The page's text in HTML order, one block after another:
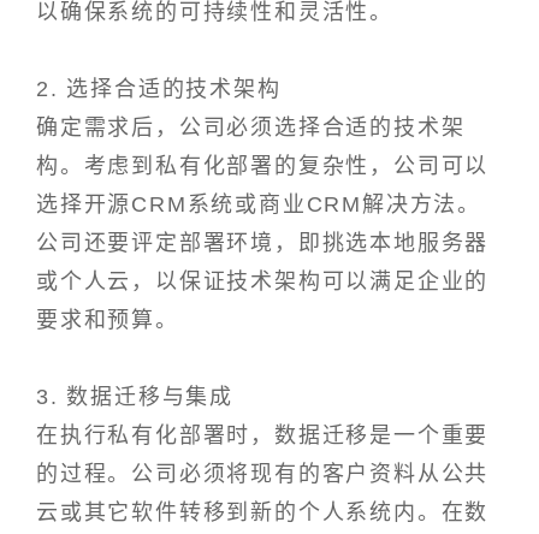
以确保系统的可持续性和灵活性。
2. 选择合适的技术架构
确定需求后，公司必须选择合适的技术架
构。考虑到私有化部署的复杂性，公司可以
选择开源CRM系统或商业CRM解决方法。
公司还要评定部署环境，即挑选本地服务器
或个人云，以保证技术架构可以满足企业的
要求和预算。
3. 数据迁移与集成
在执行私有化部署时，数据迁移是一个重要
的过程。公司必须将现有的客户资料从公共
云或其它软件转移到新的个人系统内。在数